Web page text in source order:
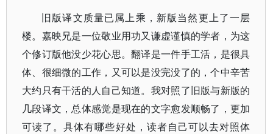
旧版译文质量已属上乘，新版当然更上了一层
楼。嘉映兄是一位敬业用功又谦虚谨慎的学者，为这
个修订版他没少花心思。翻译是一件手工活，是很具
体、很细微的工作，又可以是没完没了的，个中辛苦
大约只有干活的人自己知道。我对照了旧版与新版的
几段译文，总体感觉是现在的文字愈发顺畅了，更加
可读了。具体有哪些好处，读者自己可以去对照体